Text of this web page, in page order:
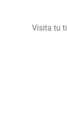
Visita tu